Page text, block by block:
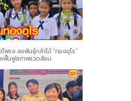
รง ลงพันธุ์กล้าไม้ “ทองอุไร”
ะฟื้นฟูสภาพแวดล้อม